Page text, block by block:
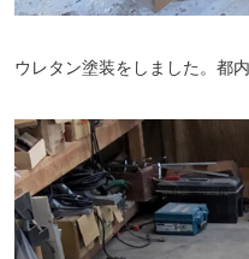
ウレタン塗装をしました。都